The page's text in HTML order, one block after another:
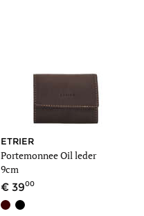
ETRIER
Portemonnee Oil leder
9cm
3900